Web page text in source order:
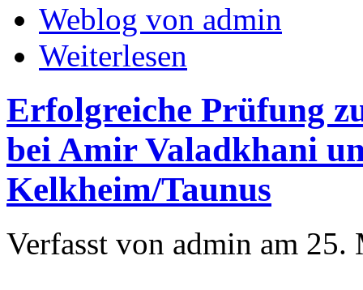
Weblog von admin
Weiterlesen
Erfolgreiche Prüfung
bei Amir Valadkhani
Kelkheim/Taunus
Verfasst von admin am